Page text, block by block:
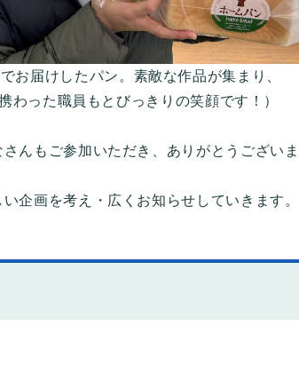
お届けしたパン。素敵な作品が集まり、
わった職員もとびっきりの笑顔です！）
んもご参加いただき、ありがとうございま
企画を考え・広くお知らせしていきます。